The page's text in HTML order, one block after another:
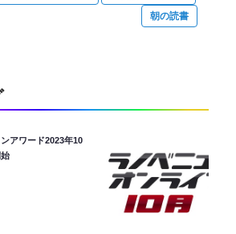
朝の読書
アワード2023年10